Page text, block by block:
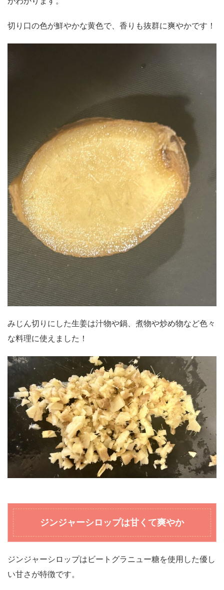
切り口の色が鮮やかな黄色で、香りも抜群に爽やかです！
みじん切りにした生姜は汁物や鍋、煮物や炒め物など色々
な料理に使えました！
ジンジャーシロップは甘くて爽やか
ジンジャーシロップはビートグラニュー糖を使用した優し
い甘さが特徴です。